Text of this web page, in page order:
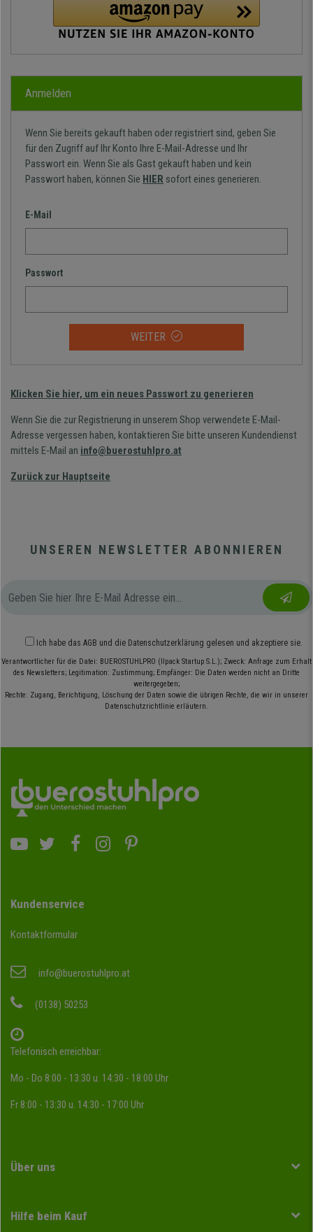
Anmelden
Wenn Sie bereits gekauft haben oder registriert sind, geben Sie
für den Zugriff auf Ihr Konto Ihre E-Mail-Adresse und Ihr
Passwort ein. Wenn Sie als Gast gekauft haben und kein
Passwort haben, können Sie HIER sofort eines generieren.
E-Mail
Passwort
WEITER
Klicken Sie hier, um ein neues Passwort zu generieren
Wenn Sie die zur Registrierung in unserem Shop verwendete E-Mail-
Adresse vergessen haben, kontaktieren Sie bitte unseren Kundendienst
mittels E-Mail an info@buerostuhlpro.at
Zurück zur Hauptseite
UNSEREN NEWSLETTER ABONNIEREN
Ich habe das AGB und die Datenschutzerklärung gelesen und akzeptiere sie.
Verantwortlicher für die Datei: BUEROSTUHLPRO (Ilpack Startup S.L.); Zweck: Anfrage zum Erhalt
des Newsletters; Legitimation: Zustimmung; Empfänger: Die Daten werden nicht an Dritte
weitergegeben;
Rechte: Zugang, Berichtigung, Löschung der Daten sowie die übrigen Rechte, die wir in unserer
Datenschutzrichtlinie erläutern.
Kundenservice
Kontaktformular
info@buerostuhlpro.at
(0138) 50253
Telefonisch erreichbar:
Mo - Do 8:00 - 13:30 u. 14:30 - 18:00 Uhr
Fr 8:00 - 13:30 u. 14:30 - 17:00 Uhr
Über uns
Hilfe beim Kauf